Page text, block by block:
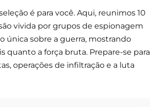
é para você. Aqui, reunimos 10
vivida por grupos de espionagem
única sobre a guerra, mostrando
quanto a força bruta. Prepare-se para
operações de infiltração e a luta